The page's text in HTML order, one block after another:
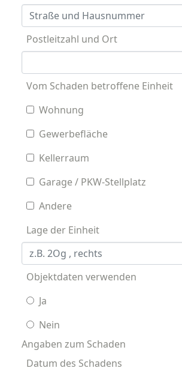
Postleitzahl und Ort
Vom Schaden betroffene Einheit
Wohnung
Gewerbefläche
Kellerraum
Garage / PKW-Stellplatz
Andere
Lage der Einheit
Objektdaten verwenden
Ja
Nein
Angaben zum Schaden
Datum des Schadens